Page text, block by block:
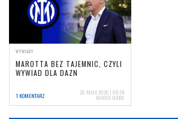
WYWIADY
MAROTTA BEZ TAJEMNIC, CZYLI
WYWIAD DLA DAZN
1 KOMENTARZ 28 MAJA 2026 | 08:54
MAREK SUDOŁ